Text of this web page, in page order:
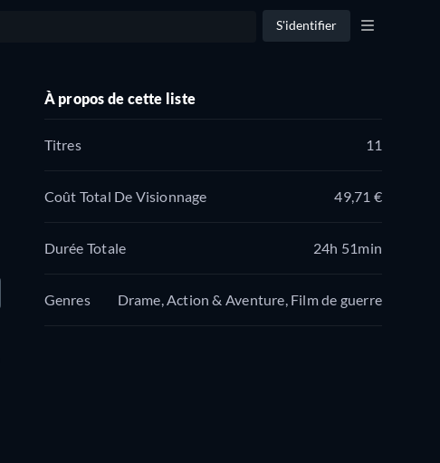
S'identifier
À propos de cette liste
Titres 11
Coût Total De Visionnage 49,71 €
Durée Totale 24h 51min
Genres Drame, Action & Aventure, Film de guerre